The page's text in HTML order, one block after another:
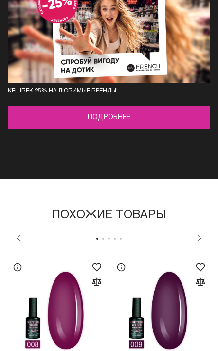
КЕШБЕК 25% НА ЛЮБИМЫЕ БРЕНДЫ!
ПОДРОБНЕЕ
ПОХОЖИЕ ТОВАРЫ